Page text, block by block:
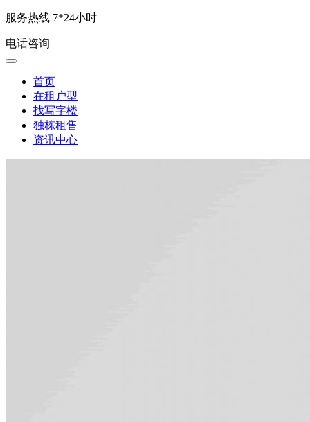
服务热线 7*24小时
电话咨询
首页
在租户型
找写字楼
独栋租售
资讯中心